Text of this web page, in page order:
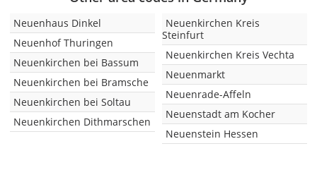
Neuenhaus Dinkel
Neuenhof Thuringen
Neuenkirchen bei Bassum
Neuenkirchen bei Bramsche
Neuenkirchen bei Soltau
Neuenkirchen Dithmarschen
Neuenkirchen Kreis
Steinfurt
Neuenkirchen Kreis Vechta
Neuenmarkt
Neuenrade-Affeln
Neuenstadt am Kocher
Neuenstein Hessen